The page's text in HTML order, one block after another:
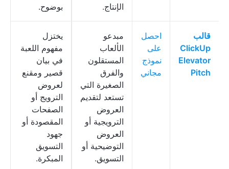
الإنتاج.
بوضوح.
قالب
ClickUp
Elevator
Pitch
احصل
على
نموذج
مجاني
مبدعو
الألعاب
المستقلون
والفرق
الصغيرة التي
تستعد لتقديم
العروض
الترويجية أو
العروض
التوضيحية أو
التسويق.
يختزل
مفهوم اللعبة
في بيان
قصير ومقنع
لعروض
الترويج أو
الصفحات
المقصودة أو
جهود
التسويق
المبكرة.